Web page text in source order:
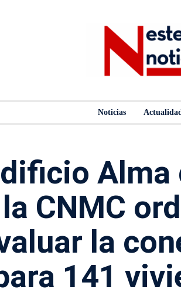
Noticias
Alma
CNMC
la
141